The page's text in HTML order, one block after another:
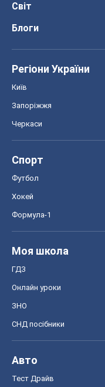
Світ
Блоги
Регіони України
Київ
Запоріжжя
Черкаси
Спорт
Футбол
Хокей
Формула-1
Моя школа
ГДЗ
Онлайн уроки
ЗНО
СНД посібники
Авто
Тест Драйв